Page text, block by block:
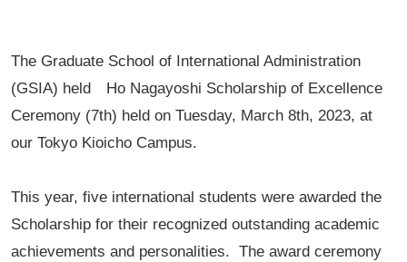
The Graduate School of International Administration
(GSIA) held Ho Nagayoshi Scholarship of Excellence
Ceremony (7th) held on Tuesday, March 8th, 2023, at
our Tokyo Kioicho Campus.
This year, five international students were awarded the
Scholarship for their recognized outstanding academic
achievements and personalities. The award ceremony